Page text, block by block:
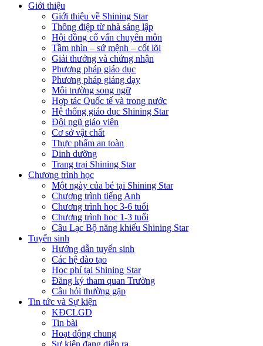
Giới thiệu
Giới thiệu về Shining Star
Thông điệp từ nhà sáng lập
Hội đồng cố vấn chuyên môn
Tầm nhìn – sứ mệnh – cốt lõi
Giải thưởng và chứng nhận
Phương pháp giáo dục
Phương pháp giảng dạy
Môi trường song ngữ
Hợp tác Quốc tế và trong nước
Hệ thống giáo dục Shining Star
Đội ngũ giáo viên
Cơ sở vật chất
Thực phẩm an toàn
Dinh dưỡng
Trang trại Shining Star
Chương trình học
Một ngày của bé tại Shining Star
Chương trình tiếng Anh
Chương trình học 3-6 tuổi
Chương trình học 1-3 tuổi
Câu Lạc Bộ năng khiếu Shining Star
Tuyển sinh
Hướng dẫn tuyển sinh
Các hệ đào tạo
Học phí tại Shining Star
Đăng ký tham quan Trường
Câu hỏi thường gặp
Tin tức và Sự kiện
KĐCLGD
Tin bài
Hoạt động chung
Sự kiện đang diễn ra